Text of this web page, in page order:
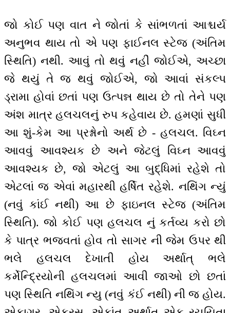
જો કોઈ પણ વાત ને જોતાં કે સાંભળતાં આશ્ચર્ય
અનુભવ થાય તો એ પણ ફાઈનલ સ્ટેજ (અંતિમ
સ્થિતિ) નથી. આવું તો થવું નહીં જોઈએ, અચ્છા
જે થયું તે જ થવું જોઈએ, જો આવાં સંકલ્પ
ડ્રામા હોવાં છતાં પણ ઉત્પન્ન થાય છે તો તેને પણ
અંશ માત્ર હલચલનું રુપ કહેવાય છે. હમણાં સુધી
આ શું-કેમ આ પ્રશ્નોનો અર્થ છે - હલચલ. વિઘ્ન
આવવું આવશ્યક છે અને જેટલું વિઘ્ન આવવું
આવશ્યક છે, જો એટલું આ બુદ્ધિમાં રહેશે તો
એટલાં જ એવાં મહારથી હર્ષિત રહેશે. નથિંગ ન્યું
(નવું કાંઈ નથી) આ છે ફાઇનલ સ્ટેજ (અંતિમ
સ્થિતિ). જો કોઈ પણ હલચલ નું કર્તવ્ય કરો છો
કે પાત્ર ભજવતાં હોવ તો સાગર ની જેમ ઉપર થી
ભલે હલચલ દેખાતી હોય અર્થાત્ ભલે
કર્મેન્દ્રિયોની હલચલમાં આવી જાઓ છો છતાં
પણ સ્થિતિ નથિંગ ન્યુ (નવું કંઈ નથી) ની જ હોય.